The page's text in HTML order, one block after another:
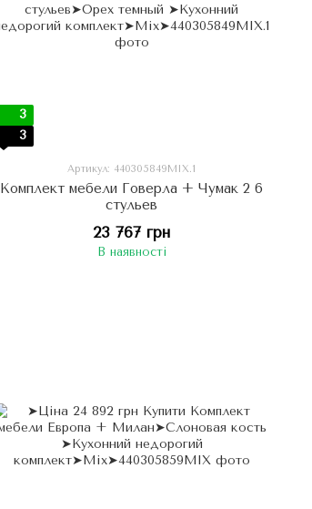
3
3
Артикул: 440305849МIX.1
Комплект мебели Говерла + Чумак 2 6
стульев
23 767 грн
В наявності